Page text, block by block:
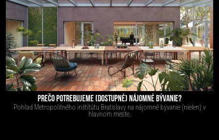
PREČO POTREBUJEME (DOSTUPNÉ) NÁJOMNÉ BÝVANIE?
Pohľad Metropolitného inštitútu Bratislavy na nájomné bývanie (nielen) v
hlavnom meste.